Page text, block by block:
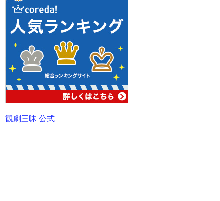
観劇三昧 公式